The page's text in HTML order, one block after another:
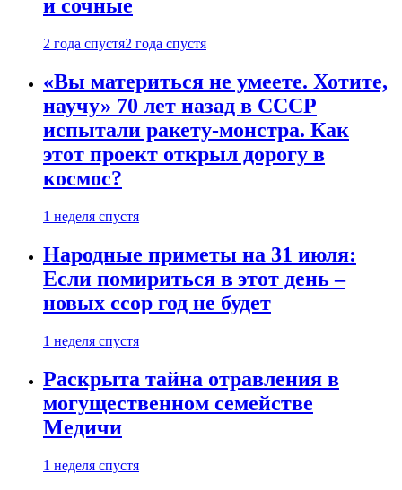
и сочные
2 года спустя2 года спустя
«Вы материться не умеете. Хотите,
научу» 70 лет назад в СССР
испытали ракету-монстра. Как
этот проект открыл дорогу в
космос?
1 неделя спустя
Народные приметы на 31 июля:
Если помириться в этот день –
новых ссор год не будет
1 неделя спустя
Раскрыта тайна отравления в
могущественном семействе
Медичи
1 неделя спустя